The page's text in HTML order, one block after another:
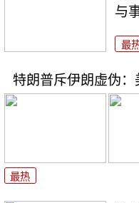
与
最
特朗普斥伊朗虚伪：
最热